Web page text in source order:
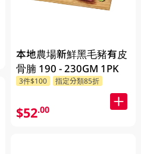
本地農場新鮮黑毛豬有皮
骨腩 190 - 230GM 1PK
3件$100 指定分類85折
$52.00